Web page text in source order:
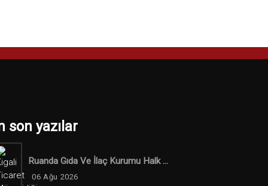
son yazılar
Ruanda Gıda Ve İlaç Kurumu Halk ...
06 Ağu 2026